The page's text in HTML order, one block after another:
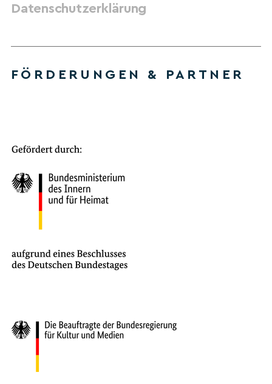
Datenschutzerklärung
FÖRDERUNGEN & PARTNER